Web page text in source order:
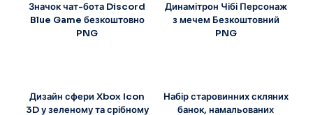
Значок чат-бота Discord
Blue Game безкоштовно
PNG
Динамітрон Чібі Персонаж
з мечем Безкоштовний
PNG
Дизайн сфери Xbox Icon
3D у зеленому та срібному
Набір старовинних скляних
банок, намальованих